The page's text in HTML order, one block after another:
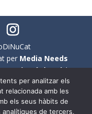
per Media Needs
|Avís legal|
l'ús no sexista del
per analitzar els
relacionada amb les
els seus hàbits de
analítiques de tercers,